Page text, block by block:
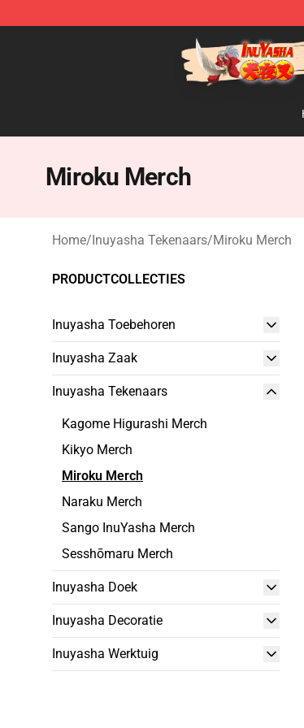
Inuyasha Store - Official Inuyasha
Miroku Merch
Home/Inuyasha Tekenaars/Miroku Merch
PRODUCTCOLLECTIES
Inuyasha Toebehoren
Inuyasha Zaak
Inuyasha Tekenaars
Kagome Higurashi Merch
Kikyo Merch
Miroku Merch
Naraku Merch
Sango InuYasha Merch
Sesshōmaru Merch
Inuyasha Doek
Inuyasha Decoratie
Inuyasha Werktuig